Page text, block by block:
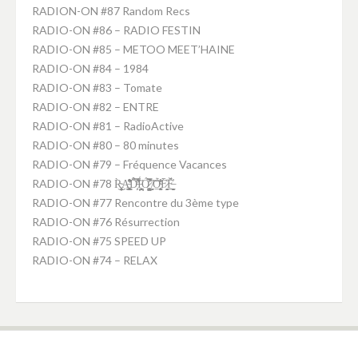
RADION-ON #87 Random Recs
RADIO-ON #86 – RADIO FESTIN
RADIO-ON #85 – METOO MEET’HAINE
RADIO-ON #84 – 1984
RADIO-ON #83 – Tomate
RADIO-ON #82 – ENTRE
RADIO-ON #81 – RadioActive
RADIO-ON #80 – 80 minutes
RADIO-ON #79 – Fréquence Vacances
RADIO-ON #78 R̴͕̭͈͎̥̹̦̀͜A̵̛͚̤̝̥̥͉̘̜͇͒̽͋̑ͅD̵̛͕̗̑̈́̂͑̿́̕Ḯ̵̪̘͕̪͙̘̤̋Ó̷̧̺̙̮͚̫͛̃̀̊̿̚ ̸̼̻͝O̴̭̱͔̖̩̫͈͍̜͊́̓̇͛F̷̞̭̟̖̘̀̒̄F̶̤̠̻̫̲̲̮̗̣̓̈́̌
RADIO-ON #77 Rencontre du 3ème type
RADIO-ON #76 Résurrection
RADIO-ON #75 SPEED UP
RADIO-ON #74 – RELAX